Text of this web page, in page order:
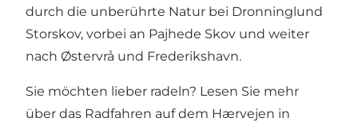
durch die unberührte Natur bei Dronninglund
Storskov, vorbei an Pajhede Skov und weiter
nach Østervrå und Frederikshavn.
Sie möchten lieber radeln? Lesen Sie mehr
über das Radfahren auf dem Hærvejen in